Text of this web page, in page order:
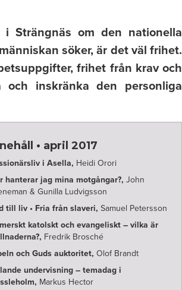
i Strängnäs om den nationella
söker, är det väl frihet.
frihet från krav och
inskränka den personliga
• april 2017
i Asella, Heidi Orori
hanterar jag mina motgångar?, John
& Gunilla Ludvigsson
till liv • Fria från slaveri, Samuel Petersson
katolskt och evangeliskt – vilka är
Fredrik Brosché
och Guds auktoritet, Olof Brandt
undervisning – temadag i
Markus Hector